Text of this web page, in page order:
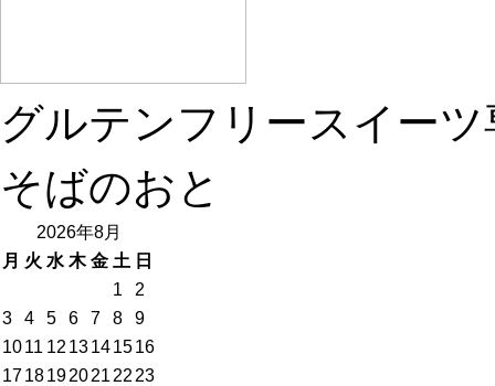
グルテンフリースイーツ
そばのおと
2026年8月
月 火 水 木 金 土 日
1
2
3
4 5 6 7 8
9
1011 12 13141516
1718192021 22 23